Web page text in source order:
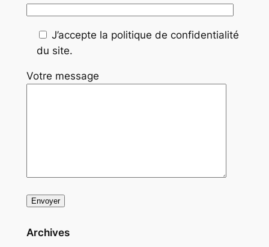
J’accepte la politique de confidentialité
du site.
Votre message
Archives